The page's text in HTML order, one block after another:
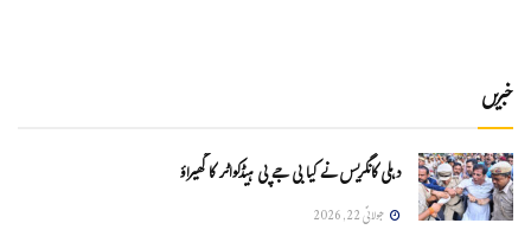
خبریں
دہلی کانگریس نے کیا بی جے پی ہیڈکواٹر کا گھیراؤ
جولائی 22, 2026